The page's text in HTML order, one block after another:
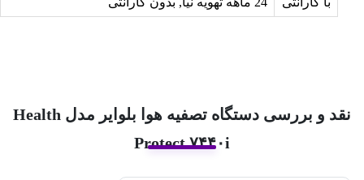
نقد و بررسی دستگاه تصفیه هوا بلوایر مدل Health
Protect ۷۴۴۰i